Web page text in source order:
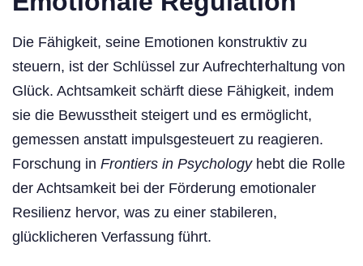
Die Fähigkeit, seine Emotionen konstruktiv zu
steuern, ist der Schlüssel zur Aufrechterhaltung von
Glück. Achtsamkeit schärft diese Fähigkeit, indem
sie die Bewusstheit steigert und es ermöglicht,
gemessen anstatt impulsgesteuert zu reagieren.
Forschung in Frontiers in Psychologyhebt die Rolle
der Achtsamkeit bei der Förderung emotionaler
Resilienz hervor, was zu einer stabileren,
glücklicheren Verfassung führt.